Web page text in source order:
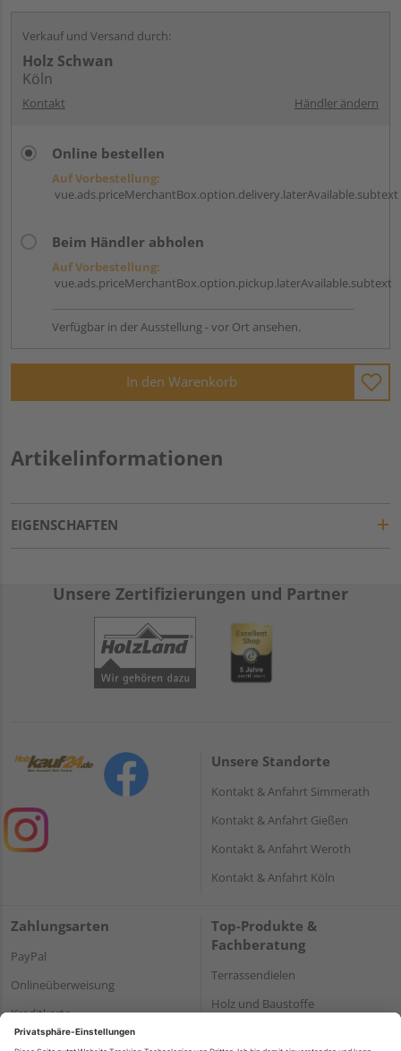
Verkauf und Versand durch:
Holz Schwan
Köln
Kontakt Händler ändern
Online bestellen
Auf Vorbestellung:
vue.ads.priceMerchantBox.option.delivery.laterAvailable.subtext
Beim Händler abholen
Auf Vorbestellung:
vue.ads.priceMerchantBox.option.pickup.laterAvailable.subtext
Verfügbar in der Ausstellung - vor Ort ansehen.
In den Warenkorb
Artikelinformationen
EIGENSCHAFTEN
Unsere Zertifizierungen und Partner
Unsere Standorte
Kontakt & Anfahrt Simmerath
Kontakt & Anfahrt Gießen
Kontakt & Anfahrt Weroth
Kontakt & Anfahrt Köln
Zahlungsarten
PayPal
Onlineüberweisung
Kreditkarte
Rechnung*
Top-Produkte &
Fachberatung
Terrassendielen
Holz und Baustoffe